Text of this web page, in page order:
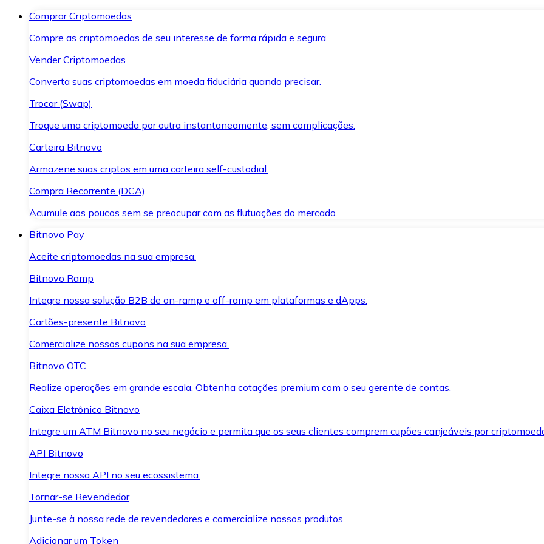
Comprar Criptomoedas
Compre as criptomoedas de seu interesse de forma rápida e segura.
Vender Criptomoedas
Converta suas criptomoedas em moeda fiduciária quando precisar.
Trocar (Swap)
Troque uma criptomoeda por outra instantaneamente, sem complicações.
Carteira Bitnovo
Armazene suas criptos em uma carteira self-custodial.
Compra Recorrente (DCA)
Acumule aos poucos sem se preocupar com as flutuações do mercado.
Bitnovo Pay
Aceite criptomoedas na sua empresa.
Bitnovo Ramp
Integre nossa solução B2B de on-ramp e off-ramp em plataformas e dApps.
Cartões-presente Bitnovo
Comercialize nossos cupons na sua empresa.
Bitnovo OTC
Realize operações em grande escala. Obtenha cotações premium com o seu gerente de contas.
Caixa Eletrônico Bitnovo
Integre um ATM Bitnovo no seu negócio e permita que os seus clientes comprem cupões canjeáveis por
API Bitnovo
Integre nossa API no seu ecossistema.
Tornar-se Revendedor
Junte-se à nossa rede de revendedores e comercialize nossos produtos.
Adicionar um Token